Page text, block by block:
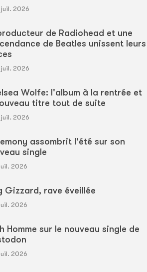
juil. 2026
de Radiohead et une
de Beatles unissent leurs
juil. 2026
Wolfe: l'album à la rentrée et
titre tout de suite
juil. 2026
assombrit l'été sur son
single
2026
Gizzard, rave éveillée
2026
Homme sur le nouveau single de
2026